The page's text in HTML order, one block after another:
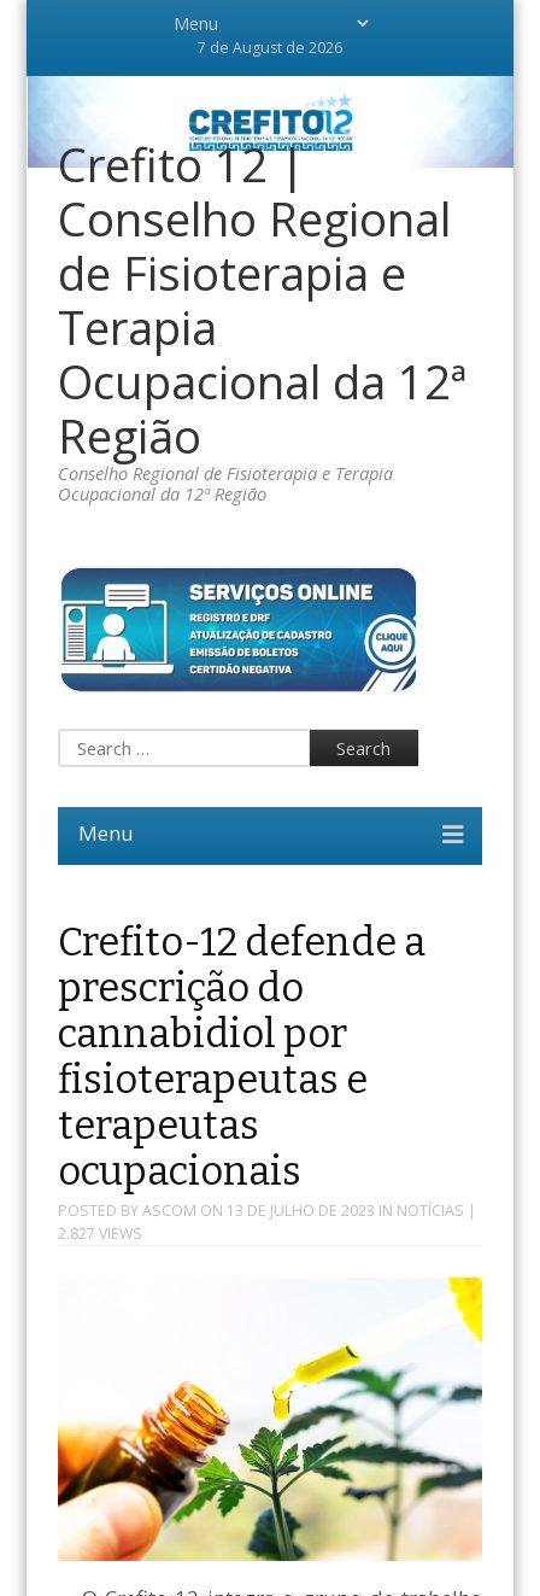
7 de August de 2026
Crefito 12 |
Conselho Regional
de Fisioterapia e
Terapia
Ocupacional da 12ª
Região
Conselho Regional de Fisioterapia e Terapia
Ocupacional da 12ª Região
Crefito-12 defende a
prescrição do
cannabidiol por
fisioterapeutas e
terapeutas
ocupacionais
POSTED BYASCOM ON 13 DE JULHO DE 2023 IN NOTÍCIAS |
2.827 VIEWS